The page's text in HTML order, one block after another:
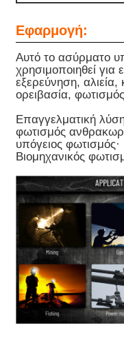
Εφαρμογή:
Αυτό το ασύρματο
χρησιμοποιηθεί για
εξερεύνηση,
ορειβασία,
Επαγγελματική
φωτισμός
υπόγειος φωτισμός·
Βιομηχανικός